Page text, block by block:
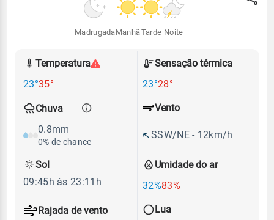
Madrugada Manhã Tarde Noite
Temperatura
23°35°
Sensação térmica
23°28°
Chuva
0.8mm
0% de chance
Umidade do ar
32%83%
Vento
SSW/NE - 12km/h
Rajada de vento
Sol
09:45h às 23:11h
Lua